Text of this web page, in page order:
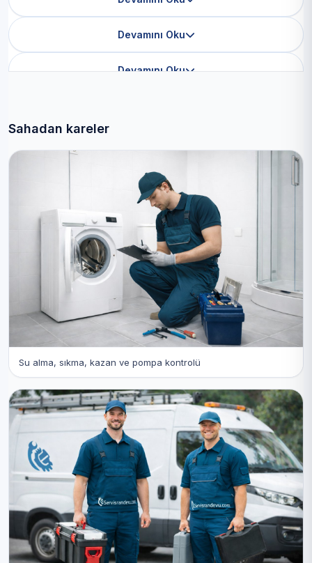
Devamını Oku
Devamını Oku
Sahadan kareler
Su alma, sıkma, kazan ve pompa kontrolü